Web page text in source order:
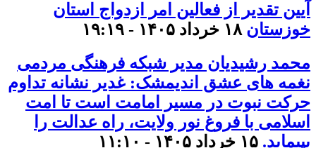
آیین تقدیر از فعالین امر ازدواج استان
خوزستان ۱۸ خرداد ۱۴۰۵ - ۱۹:۱۹
محمد رشیدیان مدیر شبکه فرهنگی مردمی
نغمه های عشق اندیمشک: غدیر نشانه تداوم
حرکت نبوت در مسیر امامت است تا امت
اسلامی با فروغ نور ولایت، راه عدالت را
بپیماید. ۱۵ خرداد ۱۴۰۵ - ۱۱:۱۰